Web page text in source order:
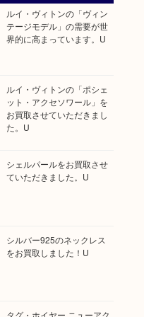
ルイ・ヴィトンの「ヴィン
テージモデル」の需要が世
界的に高まっています。U
ルイ・ヴィトンの「ポシェ
ット・アクセソワール」を
お買取させていただきまし
た。U
シェルパールをお買取させ
ていただきました。U
シルバー925のネックレス
をお買取しました！U